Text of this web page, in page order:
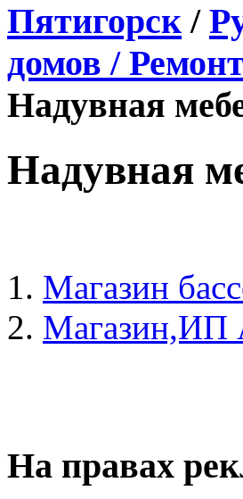
Пятигорск /
домов /
Надувная
Надувная
Магазин
Магазин,ИП
На правах